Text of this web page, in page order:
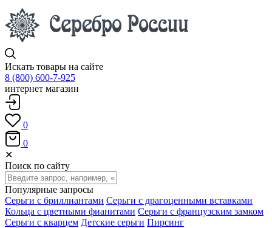
Искать товары на сайте
8 (800) 600-7-925
интернет магазин
0
0
✕
Поиск по сайту
Популярные запросы
Серьги с бриллиантами Серьги с драгоценными вставками
Кольца с цветными фианитами Серьги с французским замком
Серьги с кварцем Детские серьги Пирсинг